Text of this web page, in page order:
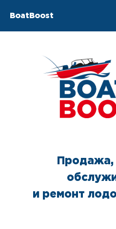
BoatBoost
Контакты:
+7 910 533 50 58
Продажа, тюнинг,